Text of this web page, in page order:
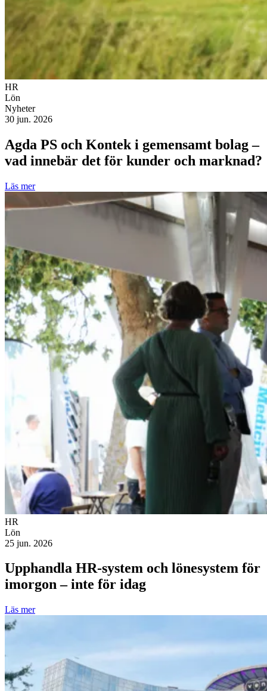
HR
Lön
Nyheter
30 jun. 2026
Agda PS och Kontek i gemensamt bolag –
vad innebär det för kunder och marknad?
Läs mer
HR
Lön
25 jun. 2026
Upphandla HR-system och lönesystem för
imorgon – inte för idag
Läs mer